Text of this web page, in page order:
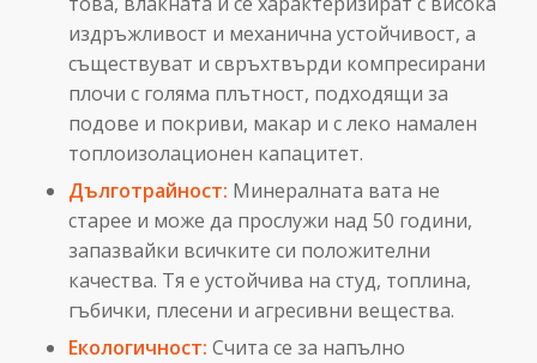
издръжливост и механична устойчивост, а
съществуват и свръхтвърди компресирани
плочи с голяма плътност, подходящи за
подове и покриви, макар и с леко намален
топлоизолационен капацитет.
Дълготрайност: Минералната вата не
старее и може да прослужи над 50 години,
запазвайки всичките си положителни
качества. Тя е устойчива на студ, топлина,
гъбички, плесени и агресивни вещества.
Екологичност: Счита се за напълно